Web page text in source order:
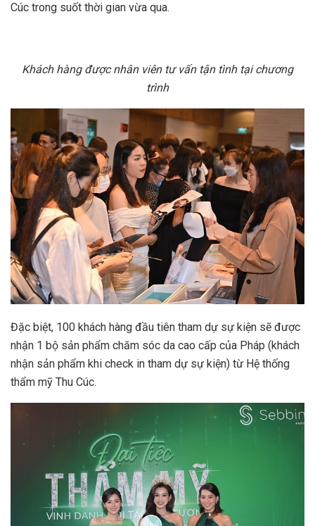
Cúc trong suốt thời gian vừa qua.
Khách hàng được nhân viên tư vấn tận tình tại chương
trình
Đặc biệt, 100 khách hàng đầu tiên tham dự sự kiện sẽ được
nhận 1 bộ sản phẩm chăm sóc da cao cấp của Pháp (khách
nhận sản phẩm khi check in tham dự sự kiện) từ Hệ thống
thẩm mỹ Thu Cúc.